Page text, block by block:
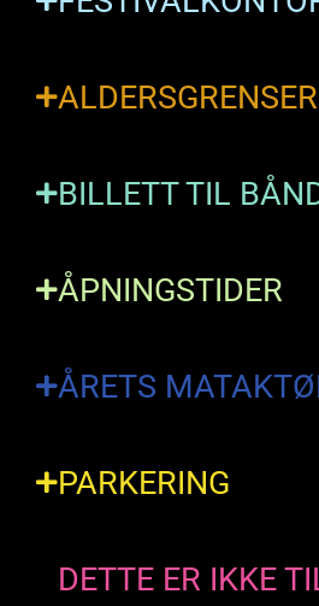
ALDERSGRENSER
BILLETT TIL
ÅPNINGSTIDER
ÅRETS
PARKERING
DETTE ER IKKE